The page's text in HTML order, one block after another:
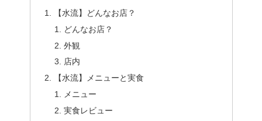
【水流】どんなお店？
どんなお店？
外観
店内
【水流】メニューと実食
メニュー
実食レビュー